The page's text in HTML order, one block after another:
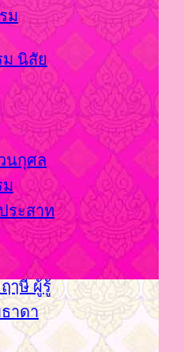
ม
ม นิสั
นกุศล
ม
ระสาท
ๅษี ผู้รู้
าดา